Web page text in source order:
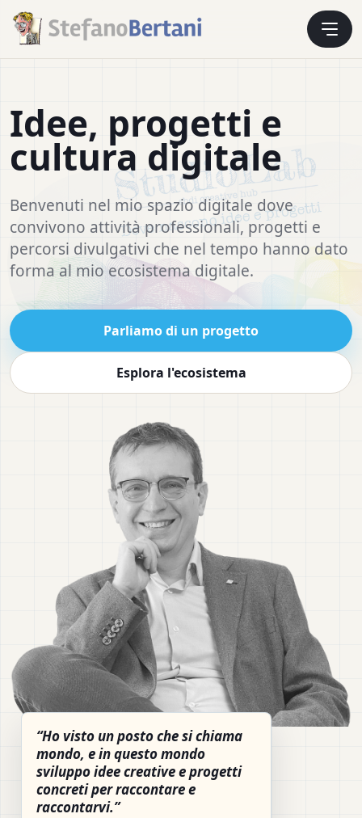
Idee, progetti e
cultura digitale
Benvenuti nel mio spazio digitale dove
convivono attività professionali, progetti e
percorsi divulgativi che nel tempo hanno dato
forma al mio ecosistema digitale.
Parliamo di un progetto
Esplora l'ecosistema
Ho visto un posto che si chiama
mondo, e in questo mondo
sviluppo idee creative e progetti
concreti per raccontare e
raccontarvi.